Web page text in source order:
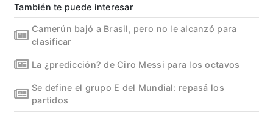
También te puede interesar
Camerún bajó a Brasil, pero no le alcanzó para
clasificar
La ¿predicción? de Ciro Messi para los octavos
Se define el grupo E del Mundial: repasá los
partidos